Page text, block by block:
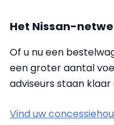
Het Nissan-
Of u nu een
een groter aantal
adviseurs staan
Vind uw